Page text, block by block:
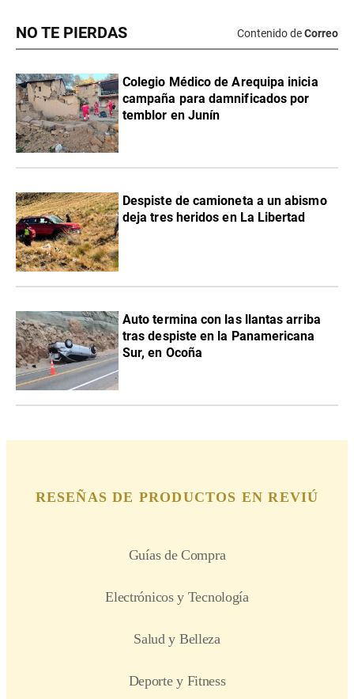
NO TE PIERDAS Contenido deCorreo
Colegio Médico de Arequipa inicia
campaña para damnificados por
temblor en Junín
Despiste de camioneta a un abismo
deja tres heridos en La Libertad
Auto termina con las llantas arriba
tras despiste en la Panamericana
Sur, en Ocoña